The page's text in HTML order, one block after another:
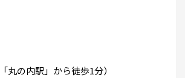
丸の内駅」から徒歩1分）